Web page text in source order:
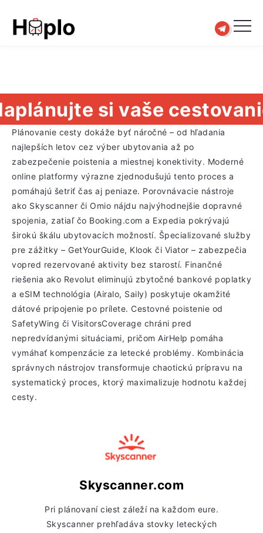
si vaše
Plánovanie cesty dokáže byť náročné – od hľadania
najlepších letov cez výber ubytovania až po
zabezpečenie poistenia a miestnej konektivity. Moderné
online platformy výrazne zjednodušujú tento proces a
pomáhajú šetriť čas aj peniaze. Porovnávacie nástroje
ako Skyscanner či Omio nájdu najvýhodnejšie dopravné
spojenia, zatiaľ čo Booking.com a Expedia pokrývajú
širokú škálu ubytovacích možností. Špecializované služby
pre zážitky – GetYourGuide, Klook či Viator – zabezpečia
vopred rezervované aktivity bez starostí. Finančné
riešenia ako Revolut eliminujú zbytočné bankové poplatky
a eSIM technológia (Airalo, Saily) poskytuje okamžité
dátové pripojenie po prílete. Cestovné poistenie od
SafetyWing či VisitorsCoverage chráni pred
nepredvídanými situáciami, pričom AirHelp pomáha
vymáhať kompenzácie za letecké problémy. Kombinácia
správnych nástrojov transformuje chaotickú prípravu na
systematický proces, ktorý maximalizuje hodnotu každej
cesty.
Skyscanner.com
Pri plánovaní ciest záleží na každom eure.
Skyscanner prehľadáva stovky leteckých